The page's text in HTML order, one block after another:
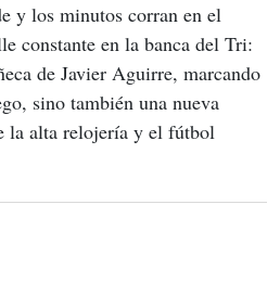
y los minutos corran en el
constante en la banca del Tri:
de Javier Aguirre, marcando
sino también una nueva
la alta relojería y el fútbol